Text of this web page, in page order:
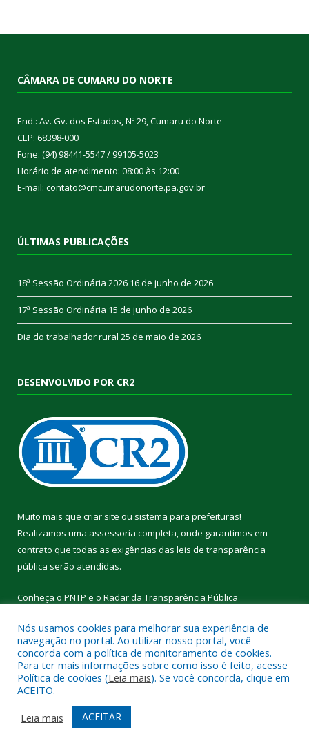
CÂMARA DE CUMARU DO NORTE
End.: Av. Gv. dos Estados, Nº 29, Cumaru do Norte
CEP: 68398-000
Fone: (94) 98441-5547 / 99105-5023
Horário de atendimento: 08:00 às 12:00
E-mail: contato@cmcumarudonorte.pa.gov.br
ÚLTIMAS PUBLICAÇÕES
18ª Sessão Ordinária 2026 16 de junho de 2026
17ª Sessão Ordinária 15 de junho de 2026
Dia do trabalhador rural 25 de maio de 2026
DESENVOLVIDO POR CR2
Muito mais que criar site ou sistema para prefeituras!
Realizamos uma assessoria completa, onde garantimos em
contrato que todas as exigências das leis de transparência
pública serão atendidas.
Conheça o PNTP e o Radar da Transparência Pública
Todos os direitos reservados a Câmara Municipal de Cumaru do
Norte.
Mapa do Site
Acessar Área Administrativa
Nós usamos cookies para melhorar sua experiência de
navegação no portal. Ao utilizar nosso portal, você
concorda com a política de monitoramento de cookies.
Para ter mais informações sobre como isso é feito, acesse
Política de cookies (Leia mais). Se você concorda, clique em
ACEITO.
Leia mais
ACEITAR